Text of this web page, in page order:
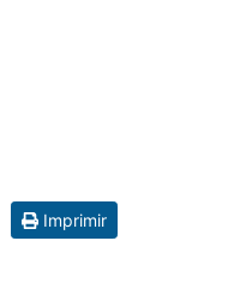
Imprimir